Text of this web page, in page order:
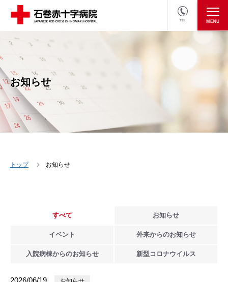
TEL
医療関係者の方
お知らせ
トップ お知らせ
すべて お知らせ
イベント 外来からのお知らせ
入院病棟からのお知らせ 新型 コロナウイルス
2026/06/19